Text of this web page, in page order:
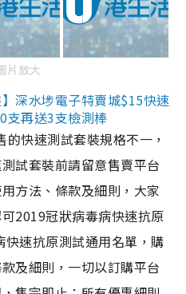
片放大
深水埗電子特賣城$15快速
支再送3支檢測棒
快速測試套裝規格不一，
試套裝前請留意售賣平台
方法、條款及細則，大家
2019冠狀病毒病快速抗原
速抗原測試通用名單，購
及細則，一切以訂購平台